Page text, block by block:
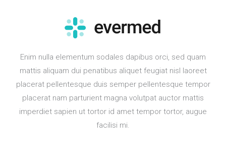
Enim nulla elementum sodales dapibus orci, sed quam
mattis aliquam dui penatibus aliquet feugiat nisl laoreet
placerat pellentesque duis semper pellentesque tempor
placerat nam parturient magna volutpat auctor mattis
imperdiet sapien ut tortor id amet tempor tortor, augue
facilisi mi.